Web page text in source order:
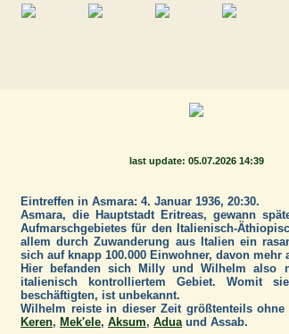
last update: 05.07.2026 14:39
Eintreffen in Asmara: 4. Januar 1936, 20:30.
Asmara, die Hauptstadt Eritreas, gewann
Aufmarschgebietes für den Italienisch-
allem durch Zuwanderung aus Italien ein
sich auf knapp 100.000 Einwohner, davon mehr
Hier befanden sich Milly und Wilhelm also
italienisch kontrolliertem Gebiet. Womit
beschäftigten, ist unbekannt.
Wilhelm reiste in dieser Zeit größtenteils
Keren, Mek'ele, Aksum, Adua und Assab.